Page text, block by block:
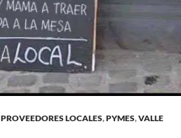
PROVEEDORES LOCALES,PYMES,VALLE